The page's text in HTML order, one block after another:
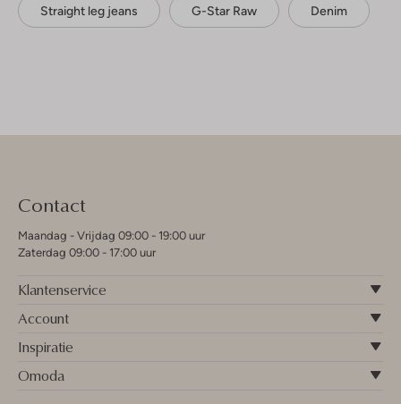
Straight leg jeans G-Star Raw Denim
Contact
Maandag - Vrijdag 09:00 - 19:00 uur
Zaterdag 09:00 - 17:00 uur
Klantenservice
Account
Inspiratie
Omoda